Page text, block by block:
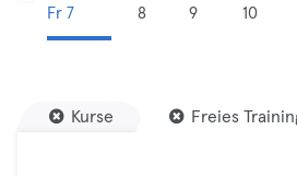
Fr 7
8
9
10
Kurse Freies